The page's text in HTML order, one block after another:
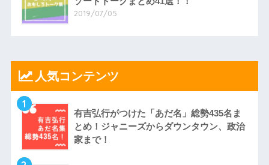
2019/07/05
人気コンテンツ
1
有吉弘行がつけた「あだ名」総勢435名ま
とめ！ジャニーズからダウンタウン、政治
家まで！